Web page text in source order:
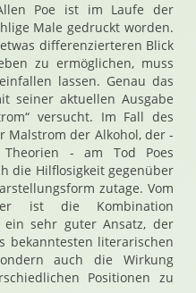
Poe ist im Laufe der
Male gedruckt worden.
differenzierteren Blick
zu ermöglichen, muss
lassen. Genau das
seiner aktuellen Ausgabe
versucht. Im Fall des
Malstrom der Alkohol, der -
- am Tod Poes
die Hilflosigkeit gegenüber
zutage. Vom
ist die Kombination
sehr guter Ansatz, der
bekanntesten literarischen
auch die Wirkung
Positionen zu